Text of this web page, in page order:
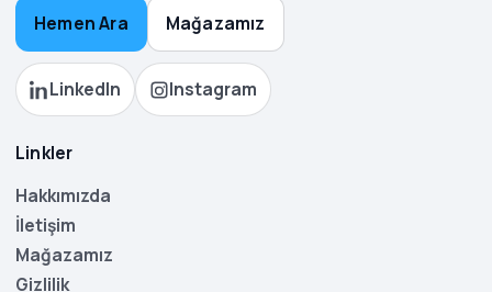
Hemen Ara Mağazamız
LinkedIn Instagram
Linkler
Hakkımızda
İletişim
Mağazamız
Gizlilik